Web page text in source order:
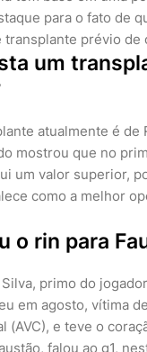
para o fato de
transplante prévio de
um
atualmente é de
mostrou que no
um valor superior,
como a melhor
o rin para
primo do
em agosto, vítima
(AVC), e teve o
falou ao g1,